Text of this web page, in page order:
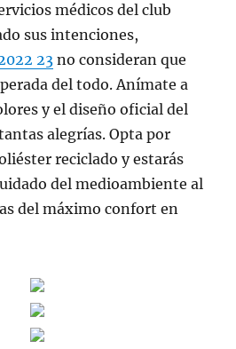
médicos del club
sus intenciones,
23no consideran que
del todo. Anímate a
y el diseño oficial del
alegrías. Opta por
reciclado y estarás
del medioambiente al
del máximo confort en